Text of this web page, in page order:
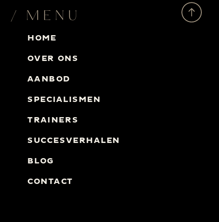
CONTACT
BLOG
SUCCESVERHALEN
TRAINERS
SPECIALISMEN
AANBOD
OVER ONS
HOME
/ MENU